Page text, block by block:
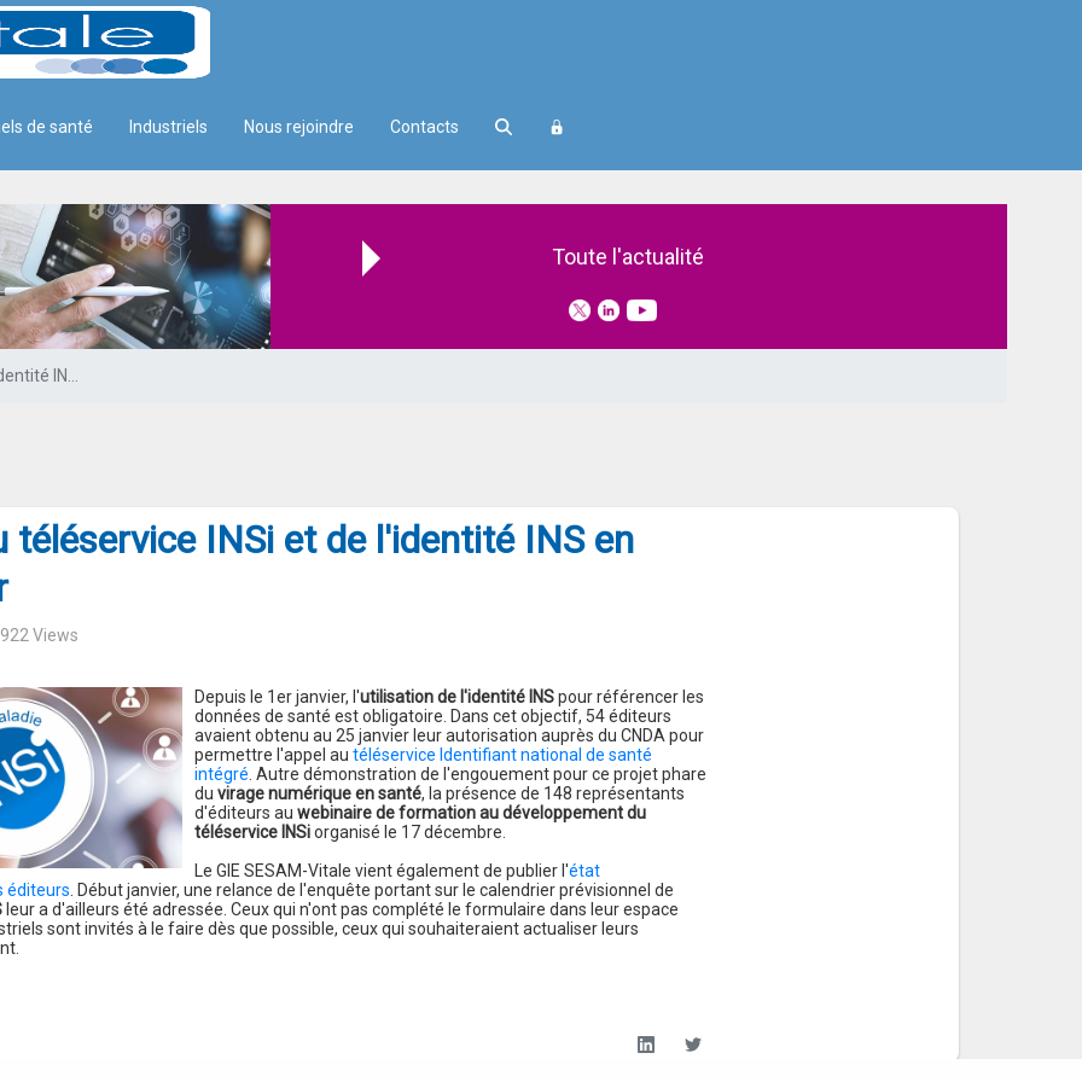
de santé Industriels Nous rejoindre Contacts
de l'identité INS en plein essor
Toute l'actualité
téléservice INSi et de l'identité INS en
Views
Depuis le 1er janvier, l'utilisation de l'identité INSpour référencer les
données de santé est obligatoire. Dans cet objectif, 54 éditeurs
avaient obtenu au 25 janvier leur autorisation auprès du CNDA pour
permettre l'appel au téléservice Identifiant national de santé
intégré . Autre démonstration de l'engouement pour ce projet phare
du virage numérique en santé, la présence de 148 représentants
d'éditeurs au webinaire de formation au développement du
téléservice INSiorganisé le 17 décembre.
Le GIE SESAM-Vitale vient également de publier l'état
éditeurs . Début janvier, une relance de l'enquête portant sur le calendrier prévisionnel de
leur a d'ailleurs été adressée. Ceux qui n'ont pas complété le formulaire dans leur espace
sont invités à le faire dès que possible, ceux qui souhaiteraient actualiser leurs